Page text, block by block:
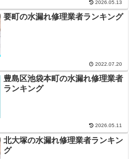
2026.05.13
要町の水漏れ修理業者ランキング
2022.07.20
豊島区池袋本町の水漏れ修理業者
ランキング
2026.05.11
北大塚の水漏れ修理業者ランキン
グ